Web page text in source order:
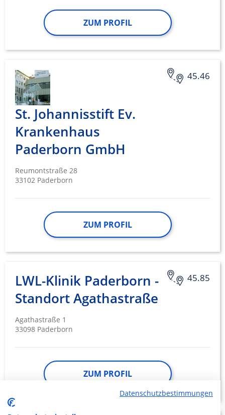
ZUM PROFIL
45.46
St. Johannisstift Ev.
Krankenhaus
Paderborn GmbH
Reumontstraße 28
33102 Paderborn
ZUM PROFIL
45.85
LWL-Klinik Paderborn -
Standort Agathastraße
Agathastraße 1
33098 Paderborn
ZUM PROFIL
Datenschutzbestimmungen